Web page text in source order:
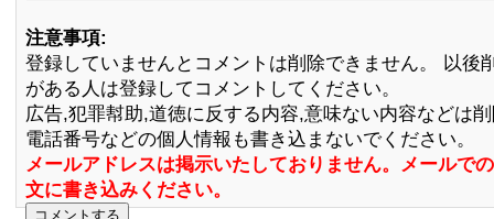
注意事項:
登録していませんとコメントは削除できません。 以後
がある人は登録してコメントしてください。
広告,犯罪幇助,道徳に反する内容,意味ない内容などは
電話番号などの個人情報も書き込まないでください。
メールアドレスは掲示いたしておりません。メールで
文に書き込みください。